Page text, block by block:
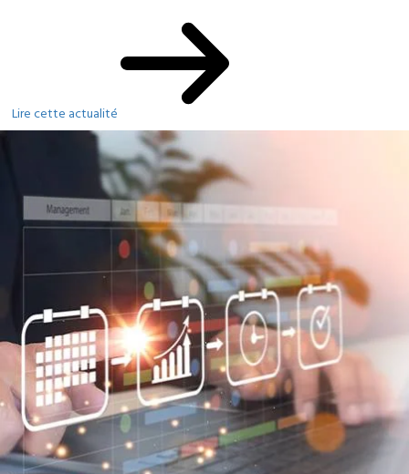
Lire cette actualité